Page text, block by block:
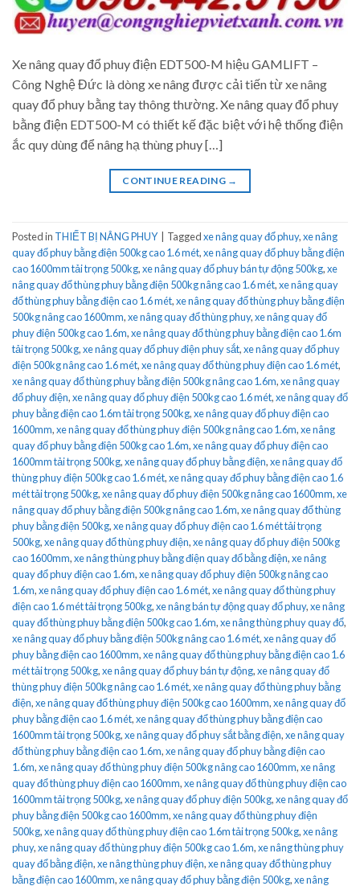
Xe nâng quay đổ phuy điện EDT500-M hiệu GAMLIFT –
Công Nghệ Đức là dòng xe nâng được cải tiến từ xe nâng
quay đổ phuy bằng tay thông thường. Xe nâng quay đổ phuy
bằng điện EDT500-M có thiết kế đặc biệt với hệ thống điện
ắc quy dùng để nâng hạ thùng phuy […]
CONTINUE READING →
Posted in THIẾT BỊ NÂNG PHUY Taggedxe nâng quay đổ phuy,xe nâng
quay đổ phuy bằng điện 500kg cao 1.6 mét,xe nâng quay đổ phuy bằng điện
cao 1600mm tải trọng 500kg,xe nâng quay đổ phuy bán tự động 500kg,xe
nâng quay đổ thùng phuy bằng điện 500kg nâng cao 1.6 mét,xe nâng quay
đổ thùng phuy bằng điện cao 1.6 mét,xe nâng quay đổ thùng phuy bằng điện
500kg nâng cao 1600mm,xe nâng quay đổ thùng phuy,xe nâng quay đổ
phuy điện 500kg cao 1.6m,xe nâng quay đổ thùng phuy bằng điện cao 1.6m
tải trọng 500kg,xe nâng quay đổ phuy điện phuy sắt,xe nâng quay đổ phuy
điện 500kg nâng cao 1.6 mét,xe nâng quay đổ thùng phuy điện cao 1.6 mét,
xe nâng quay đổ thùng phuy bằng điện 500kg nâng cao 1.6m,xe nâng quay
đổ phuy điện,xe nâng quay đổ phuy điện 500kg cao 1.6 mét,xe nâng quay đổ
phuy bằng điện cao 1.6m tải trọng 500kg,xe nâng quay đổ phuy điện cao
1600mm,xe nâng quay đổ thùng phuy điện 500kg nâng cao 1.6m,xe nâng
quay đổ phuy bằng điện 500kg cao 1.6m,xe nâng quay đổ phuy điện cao
1600mm tải trọng 500kg,xe nâng quay đổ phuy bằng điện,xe nâng quay đổ
thùng phuy điện 500kg cao 1.6 mét,xe nâng quay đổ phuy bằng điện cao 1.6
mét tải trọng 500kg,xe nâng quay đổ phuy điện 500kg nâng cao 1600mm,xe
nâng quay đổ phuy bằng điện 500kg nâng cao 1.6m,xe nâng quay đổ thùng
phuy bằng điện 500kg,xe nâng quay đổ phuy điện cao 1.6 mét tải trọng
500kg,xe nâng quay đổ thùng phuy điện,xe nâng quay đổ phuy điện 500kg
cao 1600mm,xe nâng thùng phuy bằng điện quay đổ bằng điện,xe nâng
quay đổ phuy điện cao 1.6m,xe nâng quay đổ phuy điện 500kg nâng cao
1.6m,xe nâng quay đổ phuy điện cao 1.6 mét,xe nâng quay đổ thùng phuy
điện cao 1.6 mét tải trọng 500kg,xe nâng bán tự động quay đổ phuy,xe nâng
quay đổ thùng phuy bằng điện 500kg cao 1.6m,xe nâng thùng phuy quay đổ,
xe nâng quay đổ phuy bằng điện 500kg nâng cao 1.6 mét,xe nâng quay đổ
phuy bằng điện cao 1600mm,xe nâng quay đổ thùng phuy bằng điện cao 1.6
mét tải trọng 500kg,xe nâng quay đổ phuy bán tự động,xe nâng quay đổ
thùng phuy điện 500kg nâng cao 1.6 mét,xe nâng quay đổ thùng phuy bằng
điện,xe nâng quay đổ thùng phuy điện 500kg cao 1600mm,xe nâng quay đổ
phuy bằng điện cao 1.6 mét,xe nâng quay đổ thùng phuy bằng điện cao
1600mm tải trọng 500kg,xe nâng quay đổ phuy sắt bằng điện,xe nâng quay
đổ thùng phuy bằng điện cao 1.6m,xe nâng quay đổ phuy bằng điện cao
1.6m,xe nâng quay đổ thùng phuy điện 500kg nâng cao 1600mm,xe nâng
quay đổ thùng phuy điện cao 1600mm,xe nâng quay đổ thùng phuy điện cao
1600mm tải trọng 500kg,xe nâng quay đổ phuy điện 500kg,xe nâng quay đổ
phuy bằng điện 500kg cao 1600mm,xe nâng quay đổ thùng phuy điện
500kg,xe nâng quay đổ thùng phuy điện cao 1.6m tải trọng 500kg,xe nâng
phuy,xe nâng quay đổ thùng phuy điện 500kg cao 1.6m,xe nâng thùng phuy
quay đổ bằng điện,xe nâng thùng phuy điện,xe nâng quay đổ thùng phuy
bằng điện cao 1600mm,xe nâng quay đổ phuy bằng điện 500kg,xe nâng